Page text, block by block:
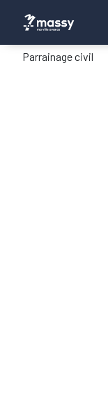
Parrainage civil